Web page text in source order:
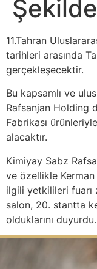
11.Tahran
tarihleri arasında
gerçekleşecektir.
Bu kapsamlı ve
Rafsanjan Holding
Fabrikası
alacaktır.
Kimiyay Sabz
ve özellikle
ilgili yetkilileri
salon, 20. stantta
olduklarını duyurdu.